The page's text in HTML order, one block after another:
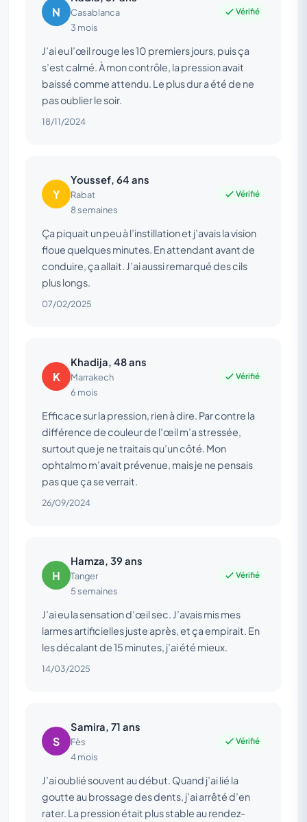
N
Casablanca
3 mois
Vérifié
J’ai eu l’œil rouge les 10 premiers jours, puis ça
s’est calmé. À mon contrôle, la pression avait
baissé comme attendu. Le plus dur a été de ne
pas oublier le soir.
18/11/2024
Y
Youssef, 64 ans
Rabat
8 semaines
Vérifié
Ça piquait un peu à l’instillation et j’avais la vision
floue quelques minutes. En attendant avant de
conduire, ça allait. J’ai aussi remarqué des cils
plus longs.
07/02/2025
K
Khadija, 48 ans
Marrakech
6 mois
Vérifié
Efficace sur la pression, rien à dire. Par contre la
différence de couleur de l’œil m’a stressée,
surtout que je ne traitais qu’un côté. Mon
ophtalmo m’avait prévenue, mais je ne pensais
pas que ça se verrait.
26/09/2024
H
Hamza, 39 ans
Tanger
5 semaines
Vérifié
J’ai eu la sensation d’œil sec. J’avais mis mes
larmes artificielles juste après, et ça empirait. En
les décalant de 15 minutes, j’ai été mieux.
14/03/2025
S
Samira, 71 ans
Fès
4 mois
Vérifié
J’ai oublié souvent au début. Quand j’ai lié la
goutte au brossage des dents, j’ai arrêté d’en
rater. La pression était plus stable au rendez-